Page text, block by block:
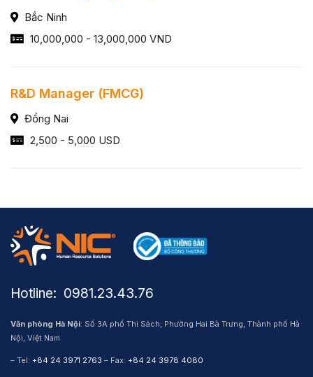
Bắc Ninh
10,000,000 - 13,000,000 VND
R&D Manager (FMCG)
Đồng Nai
2,500 - 5,000 USD
Hotline: ​ 0981.23.43.76
Văn phòng Hà Nội: Số 3A phố Thi Sách, Phường Hai Bà Trưng, Thành phố Hà
Nội, Việt Nam
– Tel: +84 24 3971 2763 – Fax: +84 24 3978 4080